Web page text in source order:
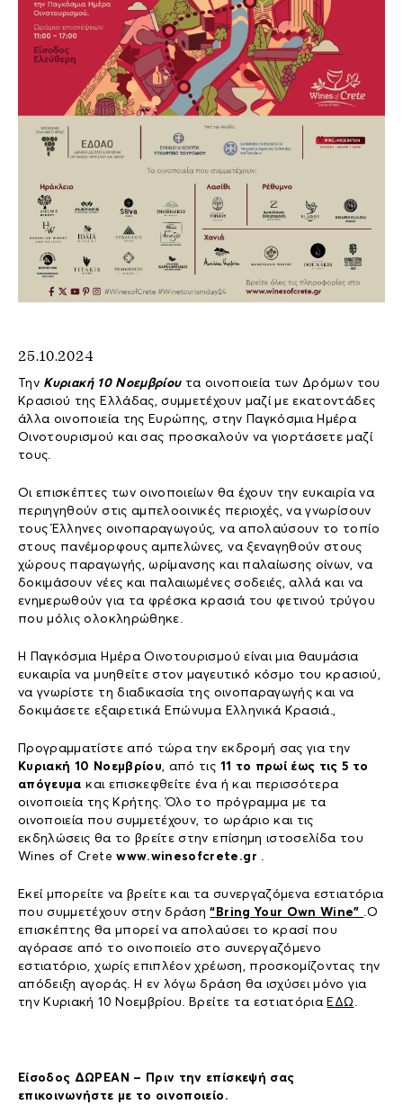
25.10.2024
Την Κυριακή 10 Νοεμβρίουτα οινοποιεία των Δρόμων του
Κρασιού της Ελλάδας, συμμετέχουν μαζί με εκατοντάδες
άλλα οινοποιεία της Ευρώπης, στην Παγκόσμια Ημέρα
Οινοτουρισμού και σας προσκαλούν να γιορτάσετε μαζί
τους.
Οι επισκέπτες των οινοποιείων θα έχουν την ευκαιρία να
περιηγηθούν στις αμπελοοινικές περιοχές, να γνωρίσουν
τους Έλληνες οινοπαραγωγούς, να απολαύσουν το τοπίο
στους πανέμορφους αμπελώνες, να ξεναγηθούν στους
χώρους παραγωγής, ωρίμανσης και παλαίωσης οίνων, να
δοκιμάσουν νέες και παλαιωμένες σοδειές, αλλά και να
ενημερωθούν για τα φρέσκα κρασιά του φετινού τρύγου
που μόλις ολοκληρώθηκε.
Η Παγκόσμια Ημέρα Οινοτουρισμού είναι μια θαυμάσια
ευκαιρία να μυηθείτε στον μαγευτικό κόσμο του κρασιού,
να γνωρίστε τη διαδικασία της οινοπαραγωγής και να
δοκιμάσετε εξαιρετικά Επώνυμα Ελληνικά Κρασιά.,
Προγραμματίστε από τώρα την εκδρομή σας για την
Κυριακή 10 Νοεμβρίου, από τις 11 το πρωί έως τις 5 το
απόγευμα και επισκεφθείτε ένα ή και περισσότερα
οινοποιεία της Κρήτης. Όλο το πρόγραμμα με τα
οινοποιεία που συμμετέχουν, το ωράριο και τις
εκδηλώσεις θα το βρείτε στην επίσημη ιστοσελίδα του
Wines of Cretewww.winesofcrete.gr .
Εκεί μπορείτε να βρείτε και τα συνεργαζόμενα εστιατόρια
που συμμετέχουν στην δράση“ Bring Your Own Wine” .Ο
επισκέπτης θα μπορεί να απολαύσει το κρασί που
αγόρασε από το οινοποιείο στο συνεργαζόμενο
εστιατόριο, χωρίς επιπλέον χρέωση, προσκομίζοντας την
απόδειξη αγοράς. Η εν λόγω δράση θα ισχύσει μόνο για
την Κυριακή 10 Νοεμβρίου. Βρείτε τα εστιατόρια ΕΔΩ .
Είσοδος ΔΩΡΕΑΝ – Πριν την επίσκεψή σας
επικοινωνήστε με το οινοποιείο.